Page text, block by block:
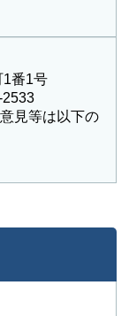
番1号
見等は以下の